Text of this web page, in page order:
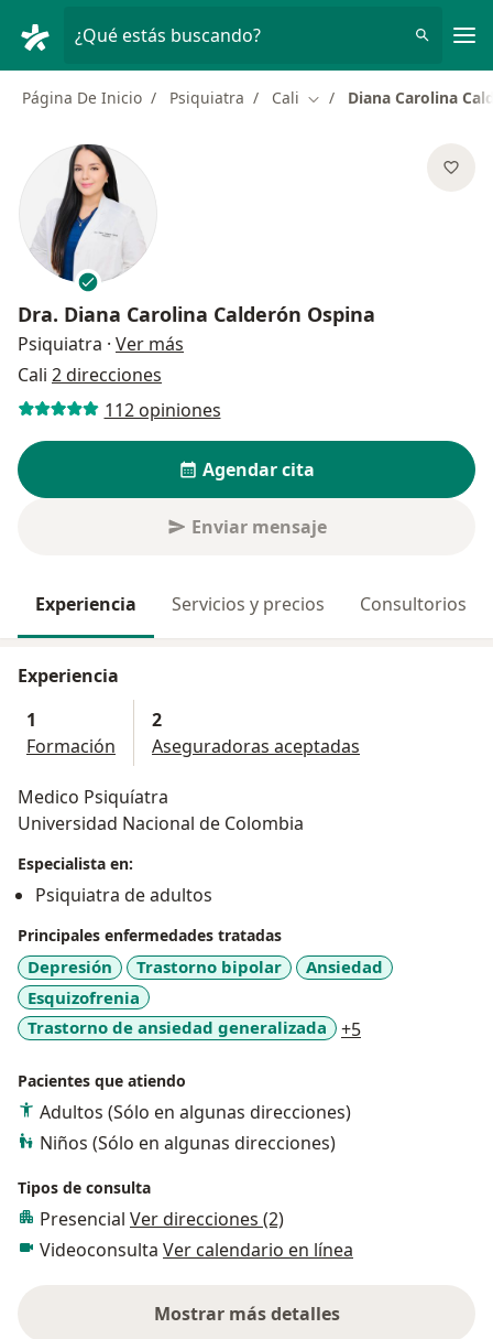
¿Qué estás buscando?
Página De Inicio Psiquiatra Cali Cambiar de ciudad
Diana Carolina
Dra. Diana Carolina Calderón Ospina
Psiquiatra · Ver más
Cali 2 direcciones
112 opiniones
Agendar cita
Enviar mensaje
Experiencia Servicios y precios Consultorios
Experiencia
1
Formación
2
Aseguradoras aceptadas
Medico Psiquíatra
Universidad Nacional de Colombia
Especialista en:
Psiquiatra de adultos
Principales enfermedades tratadas
Depresión Trastorno bipolar
Ansiedad
Esquizofrenia
Trastorno de ansiedad generalizada
+5
Pacientes que atiendo
Adultos (Sólo en algunas direcciones)
Niños (Sólo en algunas direcciones)
Tipos de consulta
Presencial Ver direcciones (2)
Videoconsulta Ver calendario en línea
Mostrar más detalles
sobre la experiencia